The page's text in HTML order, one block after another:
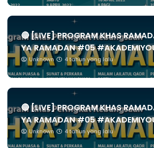
🔴 [LIVE] PROGRAM KHAS
YA RAMADAN #05
Unknown 4 tahun yang lalu
🔴 [LIVE] PROGRAM KHAS
YA RAMADAN #05
Unknown 4 tahun yang lalu